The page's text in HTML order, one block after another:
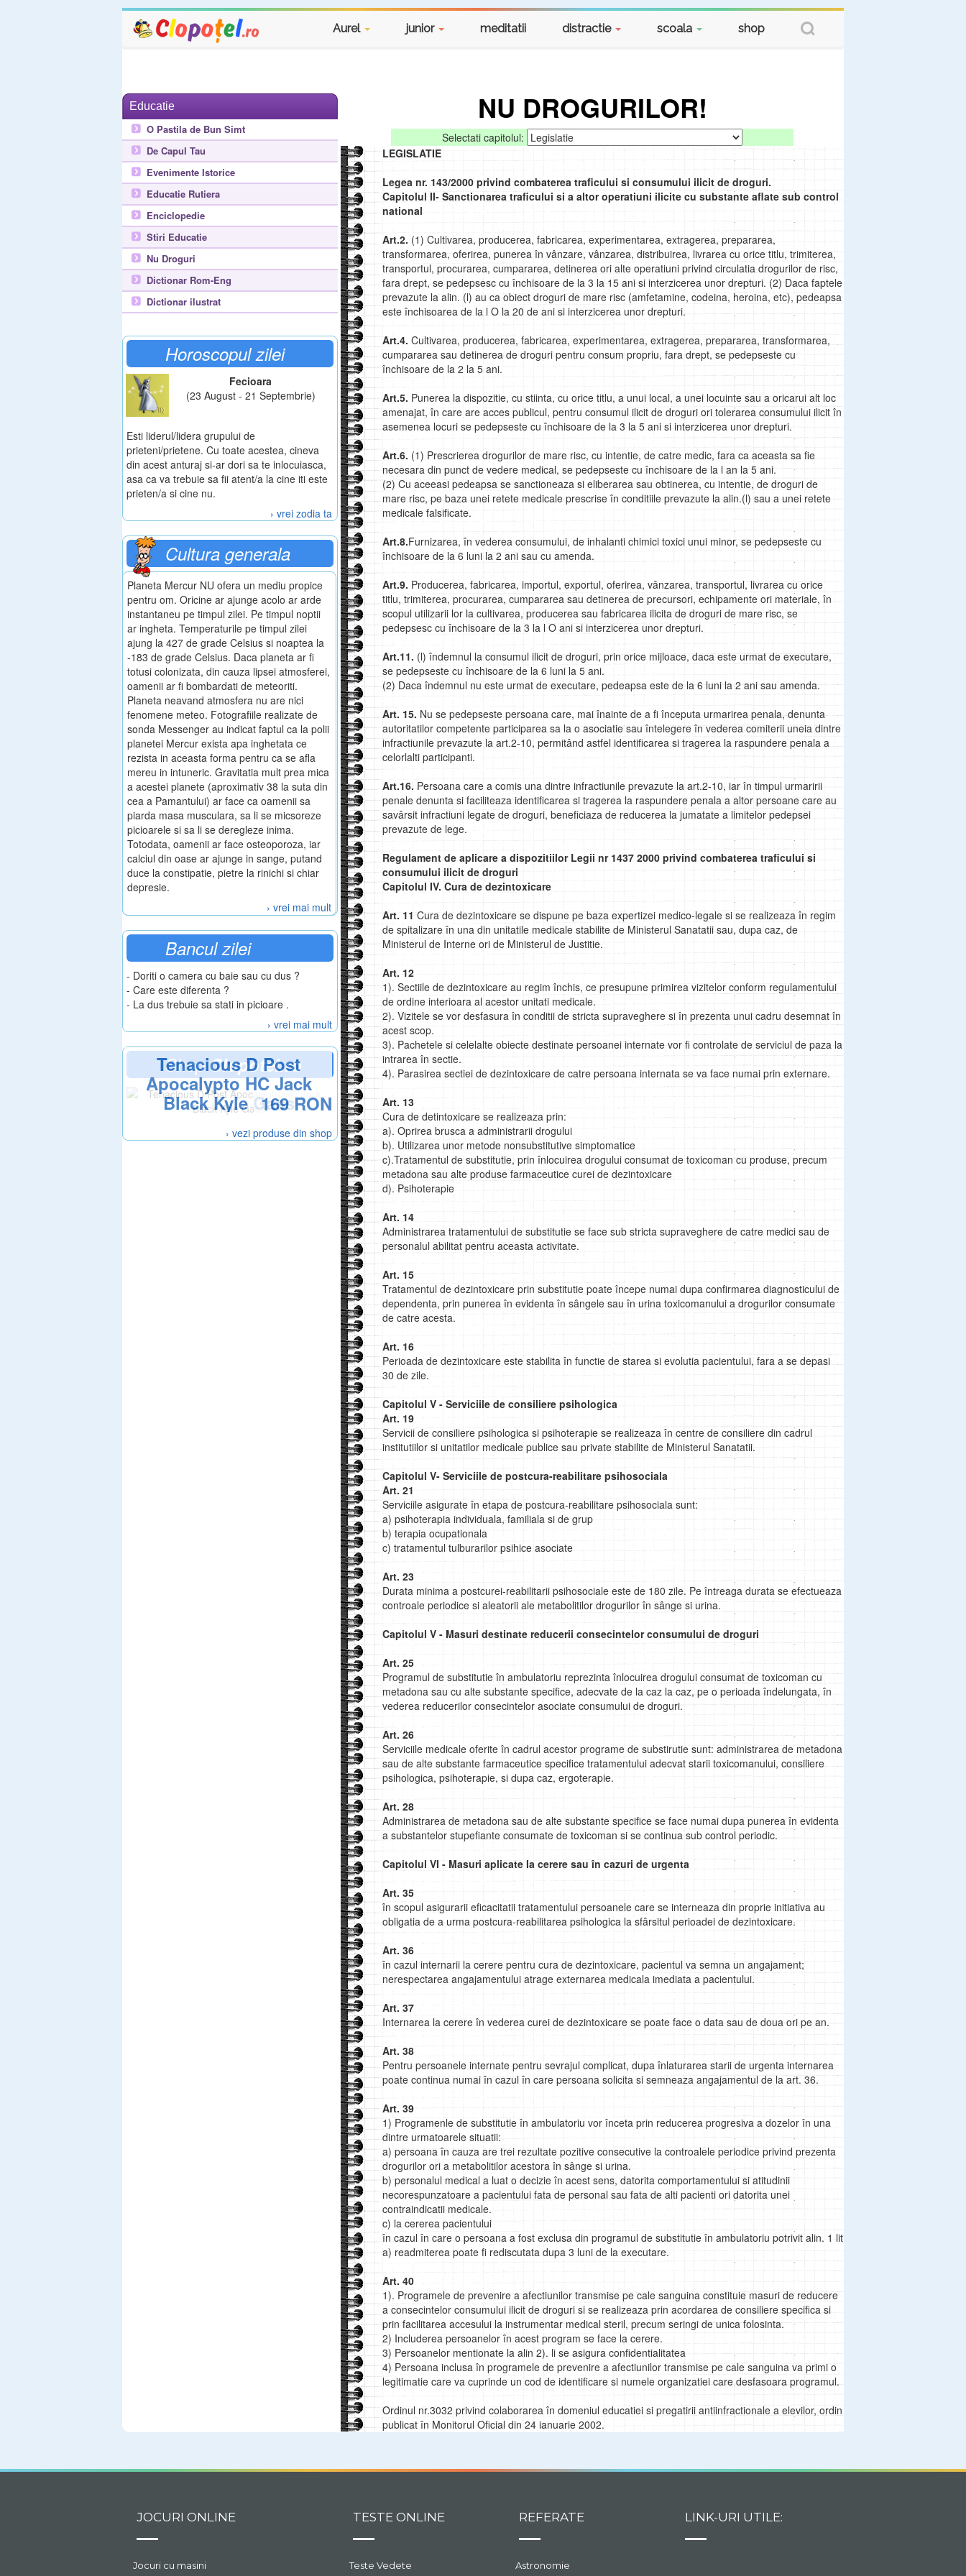
Aurel junior meditatii distractie scoala shop
Educatie
O Pastila de Bun Simt
De Capul Tau
Evenimente Istorice
Educatie Rutiera
Enciclopedie
Stiri Educatie
Nu Droguri
Dictionar Rom-Eng
Dictionar ilustrat
Horoscopul zilei
Fecioara
(23 August - 21 Septembrie)
Esti liderul/lidera grupului de
prieteni/prietene. Cu toate acestea, cineva
din acest anturaj si-ar dori sa te inlocuiasca,
asa ca va trebuie sa fii atent/a la cine iti este
prieten/a si cine nu.
› vrei zodia ta
Cultura generala
Planeta Mercur NU ofera un mediu propice
pentru om. Oricine ar ajunge acolo ar arde
instantaneu pe timpul zilei. Pe timpul noptii
ar ingheta. Temperaturile pe timpul zilei
ajung la 427 de grade Celsius si noaptea la
-183 de grade Celsius. Daca planeta ar fi
totusi colonizata, din cauza lipsei atmosferei,
oamenii ar fi bombardati de meteoriti.
Planeta neavand atmosfera nu are nici
fenomene meteo. Fotografiile realizate de
sonda Messenger au indicat faptul ca la polii
planetei Mercur exista apa inghetata ce
rezista in aceasta forma pentru ca se afla
mereu in intuneric. Gravitatia mult prea mica
a acestei planete (aproximativ 38 la suta din
cea a Pamantului) ar face ca oamenii sa
piarda masa musculara, sa li se micsoreze
picioarele si sa li se deregleze inima.
Totodata, oamenii ar face osteoporoza, iar
calciul din oase ar ajunge in sange, putand
duce la constipatie, pietre la rinichi si chiar
depresie.
› vrei mai mult
Bancul zilei
- Doriti o camera cu baie sau cu dus ?
- Care este diferenta ?
- La dus trebuie sa stati in picioare .
› vrei mai mult
ShopClopotel.ro
Tenacious D Post
Apocalypto HC Jack
Black Kyle Gass169 RON
› vezi produse din shop
NU DROGURILOR!
Selectati capitolul:
LEGISLATIE
Legea nr. 143/2000 privind combaterea traficului si consumului ilicit de droguri.
Capitolul II- Sanctionarea traficului si a altor operatiuni ilicite cu substante aflate sub control
national
Art.2. (1) Cultivarea, producerea, fabricarea, experimentarea, extragerea, prepararea,
transformarea, oferirea, punerea în vânzare, vânzarea, distribuirea, livrarea cu orice titlu, trimiterea,
transportul, procurarea, cumpararea, detinerea ori alte operatiuni privind circulatia drogurilor de risc,
fara drept, se pedepsesc cu închisoare de la 3 la 15 ani si interzicerea unor drepturi. (2) Daca faptele
prevazute la alin. (l) au ca obiect droguri de mare risc (amfetamine, codeina, heroina, etc), pedeapsa
este închisoarea de la l O la 20 de ani si interzicerea unor drepturi.
Art.4. Cultivarea, producerea, fabricarea, experimentarea, extragerea, prepararea, transformarea,
cumpararea sau detinerea de droguri pentru consum propriu, fara drept, se pedepseste cu
închisoare de la 2 la 5 ani.
Art.5. Punerea la dispozitie, cu stiinta, cu orice titlu, a unui local, a unei locuinte sau a oricarui alt loc
amenajat, în care are acces publicul, pentru consumul ilicit de droguri ori tolerarea consumului ilicit în
asemenea locuri se pedepseste cu închisoare de la 3 la 5 ani si interzicerea unor drepturi.
Art.6. (1) Prescrierea drogurilor de mare risc, cu intentie, de catre medic, fara ca aceasta sa fie
necesara din punct de vedere medical, se pedepseste cu închisoare de la l an la 5 ani.
(2) Cu aceeasi pedeapsa se sanctioneaza si eliberarea sau obtinerea, cu intentie, de droguri de
mare risc, pe baza unei retete medicale prescrise în conditiile prevazute la alin.(l) sau a unei retete
medicale falsificate.
Art.8.Furnizarea, în vederea consumului, de inhalanti chimici toxici unui minor, se pedepseste cu
închisoare de la 6 luni la 2 ani sau cu amenda.
Art.9. Producerea, fabricarea, importul, exportul, oferirea, vânzarea, transportul, livrarea cu orice
titlu, trimiterea, procurarea, cumpararea sau detinerea de precursori, echipamente ori materiale, în
scopul utilizarii lor la cultivarea, producerea sau fabricarea ilicita de droguri de mare risc, se
pedepsesc cu închisoare de la 3 la l O ani si interzicerea unor drepturi.
Art.11. (l) îndemnul la consumul ilicit de droguri, prin orice mijloace, daca este urmat de executare,
se pedepseste cu închisoare de la 6 luni la 5 ani.
(2) Daca îndemnul nu este urmat de executare, pedeapsa este de la 6 luni la 2 ani sau amenda.
Art. 15. Nu se pedepseste persoana care, mai înainte de a fi începuta urmarirea penala, denunta
autoritatilor competente participarea sa la o asociatie sau întelegere în vederea comiterii uneia dintre
infractiunile prevazute la art.2-10, permitând astfel identificarea si tragerea la raspundere penala a
celorlalti participanti.
Art.16. Persoana care a comis una dintre infractiunile prevazute la art.2-10, iar în timpul urmaririi
penale denunta si faciliteaza identificarea si tragerea la raspundere penala a altor persoane care au
savârsit infractiuni legate de droguri, beneficiaza de reducerea la jumatate a limitelor pedepsei
prevazute de lege.
Regulament de aplicare a dispozitiilor Legii nr 1437 2000 privind combaterea traficului si
consumului ilicit de droguri
Capitolul IV. Cura de dezintoxicare
Art. 11 Cura de dezintoxicare se dispune pe baza expertizei medico-legale si se realizeaza în regim
de spitalizare în una din unitatile medicale stabilite de Ministerul Sanatatii sau, dupa caz, de
Ministerul de Interne ori de Ministerul de Justitie.
Art. 12
1). Sectiile de dezintoxicare au regim închis, ce presupune primirea vizitelor conform regulamentului
de ordine interioara al acestor unitati medicale.
2). Vizitele se vor desfasura în conditii de stricta supraveghere si în prezenta unui cadru desemnat în
acest scop.
3). Pachetele si celelalte obiecte destinate persoanei internate vor fi controlate de serviciul de paza la
intrarea în sectie.
4). Parasirea sectiei de dezintoxicare de catre persoana internata se va face numai prin externare.
Art. 13
Cura de detintoxicare se realizeaza prin:
a). Oprirea brusca a administrarii drogului
b). Utilizarea unor metode nonsubstitutive simptomatice
c).Tratamentul de substitutie, prin înlocuirea drogului consumat de toxicoman cu produse, precum
metadona sau alte produse farmaceutice curei de dezintoxicare
d). Psihoterapie
Art. 14
Administrarea tratamentului de substitutie se face sub stricta supraveghere de catre medici sau de
personalul abilitat pentru aceasta activitate.
Art. 15
Tratamentul de dezintoxicare prin substitutie poate începe numai dupa confirmarea diagnosticului de
dependenta, prin punerea în evidenta în sângele sau în urina toxicomanului a drogurilor consumate
de catre acesta.
Art. 16
Perioada de dezintoxicare este stabilita în functie de starea si evolutia pacientului, fara a se depasi
30 de zile.
Capitolul V - Serviciile de consiliere psihologica
Art. 19
Servicii de consiliere psihologica si psihoterapie se realizeaza în centre de consiliere din cadrul
institutiilor si unitatilor medicale publice sau private stabilite de Ministerul Sanatatii.
Capitolul V- Serviciile de postcura-reabilitare psihosociala
Art. 21
Serviciile asigurate în etapa de postcura-reabilitare psihosociala sunt:
a) psihoterapia individuala, familiala si de grup
b) terapia ocupationala
c) tratamentul tulburarilor psihice asociate
Art. 23
Durata minima a postcurei-reabilitarii psihosociale este de 180 zile. Pe întreaga durata se efectueaza
controale periodice si aleatorii ale metabolitilor drogurilor în sânge si urina.
Capitolul V - Masuri destinate reducerii consecintelor consumului de droguri
Art. 25
Programul de substitutie în ambulatoriu reprezinta înlocuirea drogului consumat de toxicoman cu
metadona sau cu alte substante specifice, adecvate de la caz la caz, pe o perioada îndelungata, în
vederea reducerilor consecintelor asociate consumului de droguri.
Art. 26
Serviciile medicale oferite în cadrul acestor programe de substirutie sunt: administrarea de metadona
sau de alte substante farmaceutice specifice tratamentului adecvat starii toxicomanului, consiliere
psihologica, psihoterapie, si dupa caz, ergoterapie.
Art. 28
Administrarea de metadona sau de alte substante specifice se face numai dupa punerea în evidenta
a substantelor stupefiante consumate de toxicoman si se continua sub control periodic.
Capitolul VI - Masuri aplicate Ia cerere sau în cazuri de urgenta
Art. 35
în scopul asigurarii eficacitatii tratamentului persoanele care se interneaza din proprie initiativa au
obligatia de a urma postcura-reabilitarea psihologica la sfârsitul perioadei de dezintoxicare.
Art. 36
în cazul internarii la cerere pentru cura de dezintoxicare, pacientul va semna un angajament;
nerespectarea angajamentului atrage externarea medicala imediata a pacientului.
Art. 37
Internarea la cerere în vederea curei de dezintoxicare se poate face o data sau de doua ori pe an.
Art. 38
Pentru persoanele internate pentru sevrajul complicat, dupa înlaturarea starii de urgenta internarea
poate continua numai în cazul în care persoana solicita si semneaza angajamentul de la art. 36.
Art. 39
1) Programenle de substitutie în ambulatoriu vor înceta prin reducerea progresiva a dozelor în una
dintre urmatoarele situatii:
a) persoana în cauza are trei rezultate pozitive consecutive la controalele periodice privind prezenta
drogurilor ori a metabolitilor acestora în sânge si urina.
b) personalul medical a luat o decizie în acest sens, datorita comportamentului si atitudinii
necorespunzatoare a pacientului fata de personal sau fata de alti pacienti ori datorita unei
contraindicatii medicale.
c) la cererea pacientului
în cazul în care o persoana a fost exclusa din programul de substitutie în ambulatoriu potrivit alin. 1 lit
a) readmiterea poate fi rediscutata dupa 3 luni de la executare.
Art. 40
1). Programele de prevenire a afectiunilor transmise pe cale sanguina constituie masuri de reducere
a consecintelor consumului ilicit de droguri si se realizeaza prin acordarea de consiliere specifica si
prin facilitarea accesului la instrumentar medical steril, precum seringi de unica folosinta.
2) Includerea persoanelor în acest program se face la cerere.
3) Persoanelor mentionate la alin 2). li se asigura confidentialitatea
4) Persoana inclusa în programele de prevenire a afectiunilor transmise pe cale sanguina va primi o
legitimatie care va cuprinde un cod de identificare si numele organizatiei care desfasoara programul.
Ordinul nr.3032 privind colaborarea în domeniul educatiei si pregatirii antiinfractionale a elevilor, ordin
publicat în Monitorul Oficial din 24 ianuarie 2002.
JOCURI ONLINE
Jocuri cu masini
TESTE ONLINE
Teste Vedete
REFERATE
Astronomie
LINK-URI UTILE: